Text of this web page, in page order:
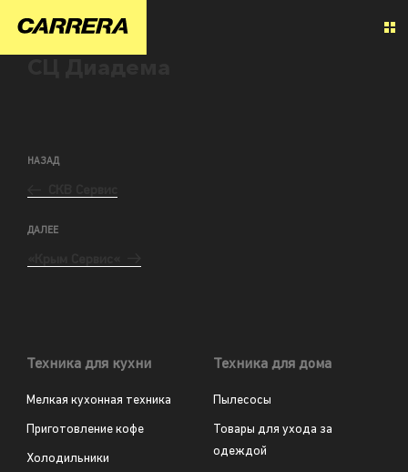
НАЗАД
ДАЛЕЕ
Техника для кухни
Мелкая кухонная техника
Приготовление кофе
Холодильники
Техника для дома
Пылесосы
Товары для ухода за
одеждой